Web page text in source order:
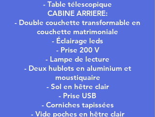
- Table télescopique
CABINE ARRIERE:
- Double couchette transformable en
couchette matrimoniale
- Éclairage leds
- Prise 200 V
- Lampe de lecture
- Deux hublots en aluminium et
moustiquaire
- Sol en hêtre clair
- Prise USB
- Corniches tapissées
- Vide poches en hêtre clair